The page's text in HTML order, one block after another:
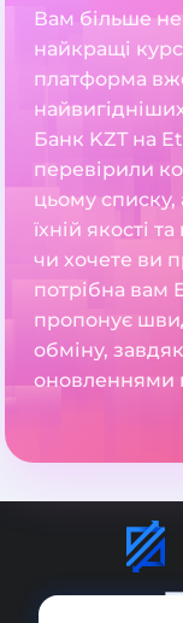
Вам більше
найкращі
платформа
Банк KZT на
перевірили
цьому списку,
їхній якості
чи хочете ви
потрібна вам
пропонує
обміну,
оновленнями